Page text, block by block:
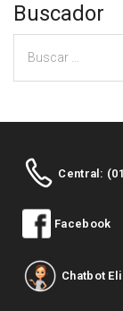
Buscador
Central:
Facebook
Chatbot